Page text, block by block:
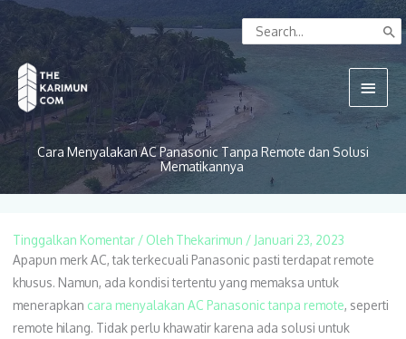
Lewati
konten
Search
for:
Menu
Cara Menyalakan AC Panasonic Tanpa Remote dan Solusi
Mematikannya
Tinggalkan Komentar / Oleh Thekarimun / Januari 23, 2023
Apapun merk AC, tak terkecuali Panasonic pasti terdapat remote
khusus. Namun, ada kondisi tertentu yang memaksa untuk
menerapkan cara menyalakan AC Panasonic tanpa remote, seperti
remote hilang. Tidak perlu khawatir karena ada solusi untuk